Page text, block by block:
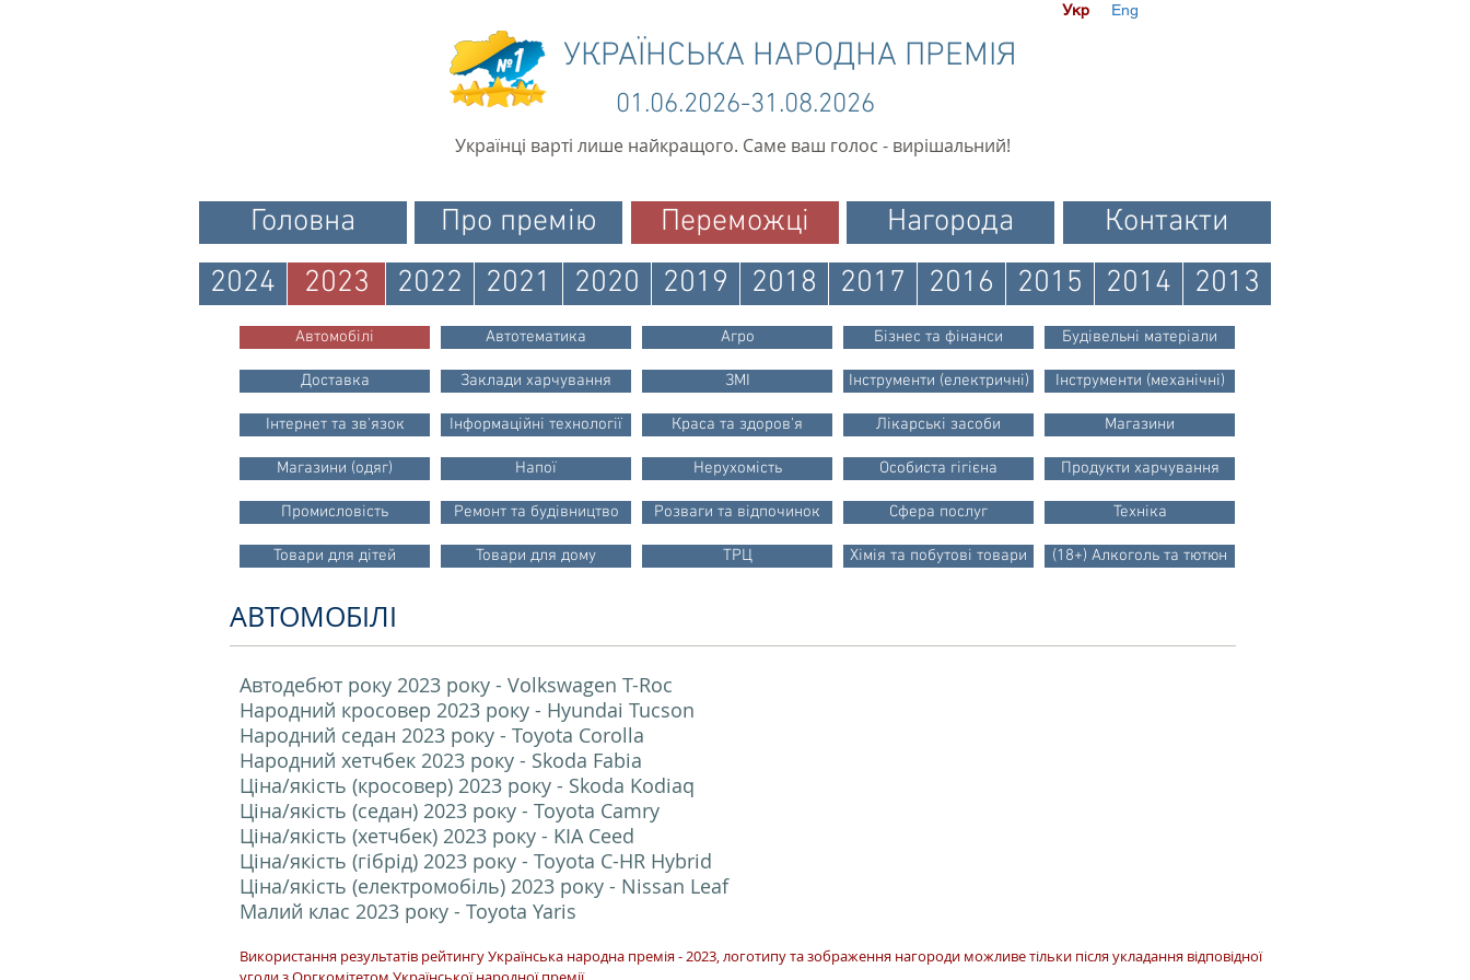
УКРАЇНСЬКА НАРОДНА ПРЕМІЯ
01.06.2026-31.08.2026
Українці варті лише найкращого. Саме ваш голос - вирішальний!
Укр Eng
Головна Про премію Переможці Нагорода
Контакти
2024
2023 2022 2021 2020 2019 2018 2017 2016 2015 2014 2013
Автомобілі Автотематика Агро Бізнес та фінанси Будівельні матеріали
Доставка Заклади харчування ЗМІ Інструменти (електричні) Інструменти (механічні)
Інтернет та зв'язок Інформаційні технології Краса та здоров'я Лікарські засоби Магазини
Магазини (одяг) Напої Нерухомість Особиста гігієна Продукти харчування
Промисловість Ремонт та будівництво Розваги та відпочинок Сфера послуг Техніка
Товари для дітей Товари для дому ТРЦ Хімія та побутові товари (18+) Алкоголь та тютюн
АВТОМОБІЛІ
Автодебют року 2023 року - Volkswagen T-Roc
Народний кросовер 2023 року - Hyundai Tucson
Народний седан 2023 року - Toyota Corolla
Народний хетчбек 2023 року - Skoda Fabia
Ціна/якість (кросовер) 2023 року - Skoda Kodiaq
Ціна/якість (седан) 2023 року - Toyota Camry
Ціна/якість (хетчбек) 2023 року - KIA Ceed
Ціна/якість (гібрід) 2023 року - Toyota C-HR Hybrid
Ціна/якість (електромобіль) 2023 року - Nissan Leaf
Малий клас 2023 року - Toyota Yaris
Використання результатів рейтингу Українська народна премія - 2023, логотипу та зображення нагороди можливе тільки після укладання відповідної